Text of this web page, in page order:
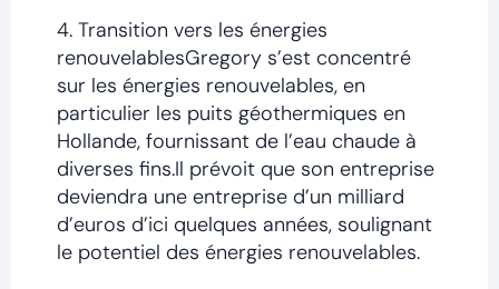
4. Transition vers les énergies
renouvelablesGregory s’est concentré
sur les énergies renouvelables, en
particulier les puits géothermiques en
Hollande, fournissant de l’eau chaude à
diverses fins.Il prévoit que son entreprise
deviendra une entreprise d’un milliard
d’euros d’ici quelques années, soulignant
le potentiel des énergies renouvelables.